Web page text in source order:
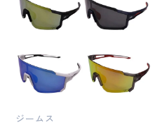
ジームス